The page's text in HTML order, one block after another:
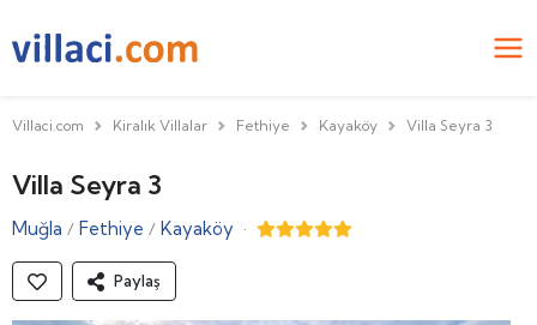
Villaci.com Kiralık Villalar Fethiye Kayaköy Villa Seyra 3
Villa Seyra 3
Muğla / Fethiye / Kayaköy ·
Paylaş